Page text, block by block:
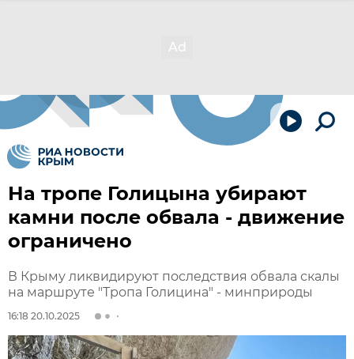
На тропе Голицына убирают
камни после обвала - движение
ограничено
В Крыму ликвидируют последствия обвала скалы
на маршруте "Тропа Голицина" - минприроды
16:18 20.10.2025